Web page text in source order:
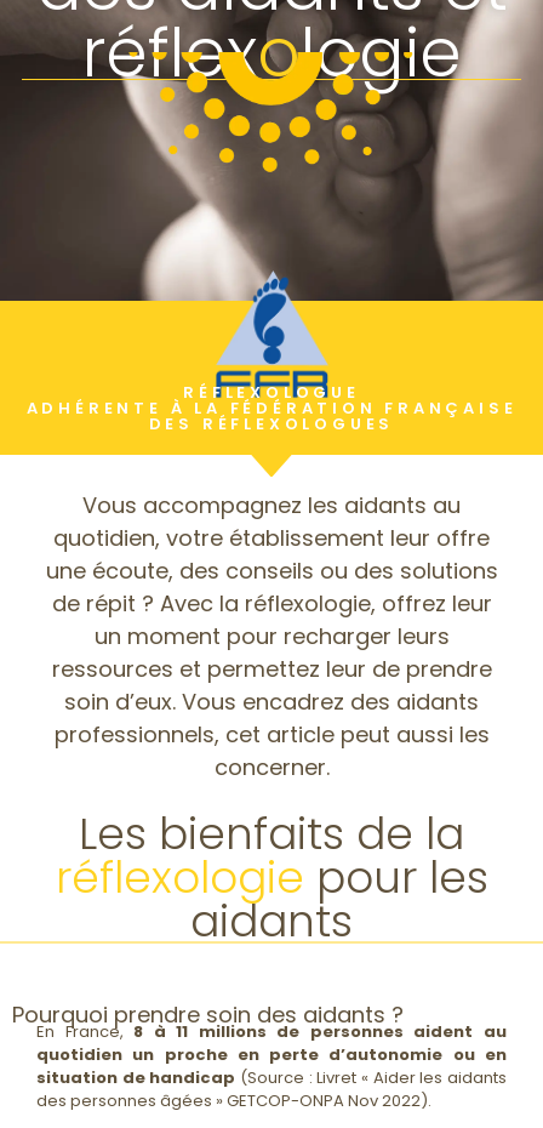
réflexologie
RÉFLEXOLOGUE
ADHÉRENTE À LA FÉDÉRATION FRANÇAISE
DES RÉFLEXOLOGUES
Vous accompagnez les aidants au
quotidien, votre établissement leur offre
une écoute, des conseils ou des solutions
de répit ? Avec la réflexologie, offrez leur
un moment pour recharger leurs
ressources et permettez leur de prendre
soin d’eux. Vous encadrez des aidants
professionnels, cet article peut aussi les
concerner.
Les bienfaits de la
réflexologie pour les
aidants
Pourquoi prendre soin des aidants ?
En France, 8 à 11 millions de personnes aident au
quotidien un proche en perte d’autonomie ou en
situation de handicap (Source : Livret « Aider les aidants
des personnes âgées » GETCOP-ONPA Nov 2022).